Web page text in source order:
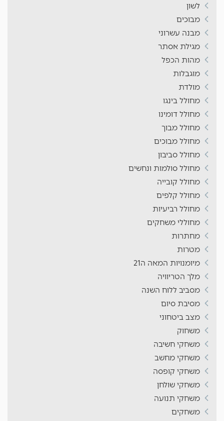
לשון
מבוכים
מבנה עשרוני
מגילת אסתר
מהות הכפל
מוגבלות
מולדת
מחולל בינגו
מחולל דומינו
מחולל מבוך
מחולל מבוכים
מחולל סביבון
מחולל סולמות ונחשים
מחולל קובייה
מחולל קלפים
מחולל רביעיות
מחוללי משחקים
מחתרות
מטרות
מיומנויות המאה ה21
מלך הטריוויה
מסביב ללוח השנה
מסיבת סיום
מצב ביטחוני
משחוק
משחקי חשיבה
משחקי מחשב
משחקי קופסה
משחקי שולחן
משחקי תנועה
משחקים